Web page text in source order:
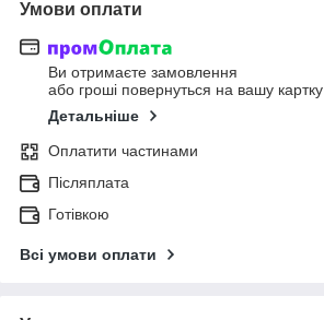
Умови оплати
Ви отримаєте замовлення
або гроші повернуться на вашу картку
Детальніше
Оплатити частинами
Післяплата
Готівкою
Всі умови оплати